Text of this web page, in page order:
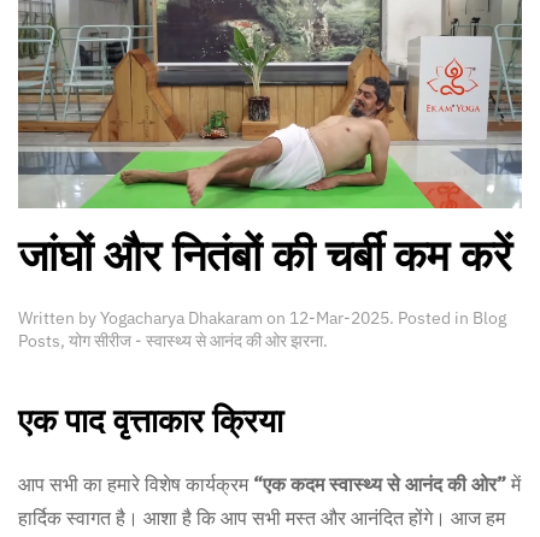
जांघों और नितंबों की चर्बी कम करें
Written byYogacharya Dhakaram on 12-Mar-2025. Posted in Blog
Posts, योग सीरीज - स्वास्थ्य से आनंद की ओर झरना.
एक पाद वृत्ताकार क्रिया
आप सभी का हमारे विशेष कार्यक्रम “एक कदम स्वास्थ्य से आनंद की ओर” में
हार्दिक स्वागत है। आशा है कि आप सभी मस्त और आनंदित होंगे। आज हम